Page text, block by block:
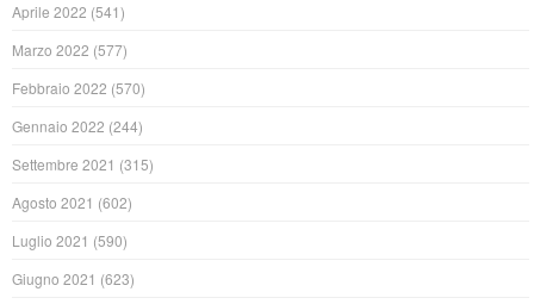
Aprile 2022 (541)
Marzo 2022 (577)
Febbraio 2022 (570)
Gennaio 2022 (244)
Settembre 2021 (315)
Agosto 2021 (602)
Luglio 2021 (590)
Giugno 2021 (623)